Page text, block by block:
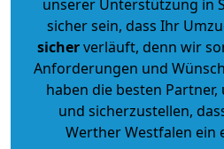
unserer Unterstützung in
sicher sein, dass Ihr
sicherverläuft, denn wir
Anforderungen und
haben die besten
und sicherzustellen,
Werther Westfalen ein